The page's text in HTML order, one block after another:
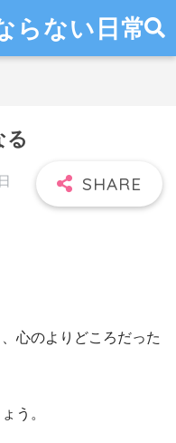
らない日常
る
心のよりどころだった
う。